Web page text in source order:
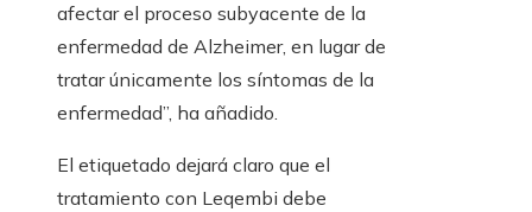
afectar el proceso subyacente de la
enfermedad de Alzheimer, en lugar de
tratar únicamente los síntomas de la
enfermedad”, ha añadido.
El etiquetado dejará claro que el
tratamiento con Leqembi debe